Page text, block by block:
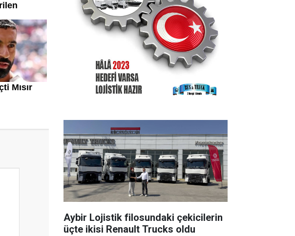
Aybir Lojistik filosundaki çekicilerin
üçte ikisi Renault Trucks oldu